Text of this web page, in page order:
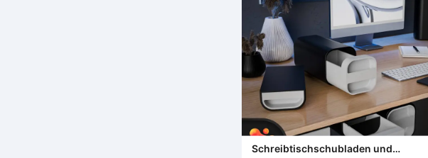
Schreibtischschubladen und